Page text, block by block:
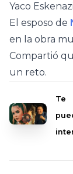
Yaco
El esposo de
en la obra
Compartió
un reto.
Te